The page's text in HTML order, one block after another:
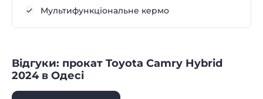
Мультифункціональне кермо
Відгуки: прокат Toyota Camry Hybrid
2024 в Одесі